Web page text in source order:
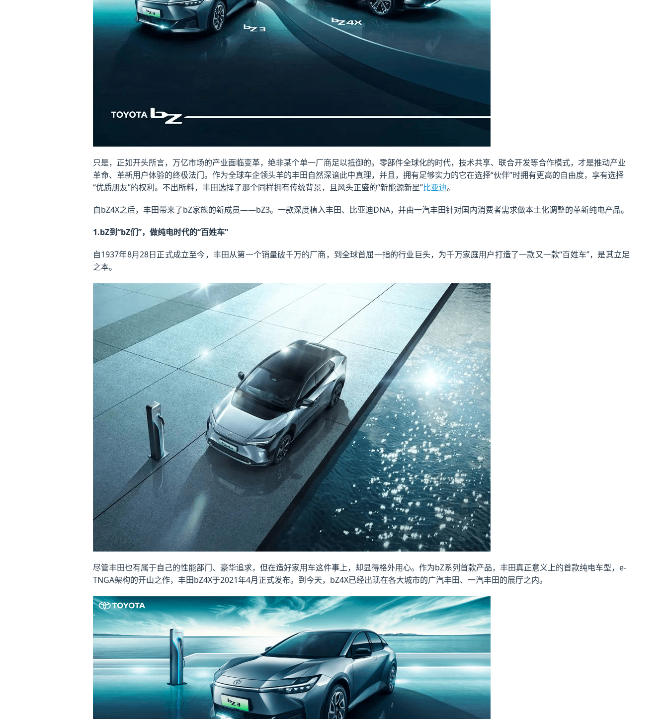
只是，正如开头所言，万亿市场的产业面临变革，绝非某个单一厂商足以抵御的。零部件全球化的时代，技术共享、联合开发等合作模式，才是推动产业
革命、革新用户体验的终极法门。作为全球车企领头羊的丰田自然深谙此中真理，并且，拥有足够实力的它在选择“伙伴”时拥有更高的自由度，享有选择
“优质朋友”的权利。不出所料，丰田选择了那个同样拥有传统背景，且风头正盛的“新能源新星”比亚迪。
自bZ4X之后，丰田带来了bZ家族的新成员——bZ3。一款深度植入丰田、比亚迪DNA，并由一汽丰田针对国内消费者需求做本土化调整的革新纯电产品。
1.bZ到“bZ们”，做纯电时代的“百姓车”
自1937年8月28日正式成立至今，丰田从第一个销量破千万的厂商，到全球首屈一指的行业巨头，为千万家庭用户打造了一款又一款“百姓车”，是其立足
之本。
尽管丰田也有属于自己的性能部门、豪华追求，但在造好家用车这件事上，却显得格外用心。作为bZ系列首款产品，丰田真正意义上的首款纯电车型，e-
TNGA架构的开山之作，丰田bZ4X于2021年4月正式发布。到今天，bZ4X已经出现在各大城市的广汽丰田、一汽丰田的展厅之内。